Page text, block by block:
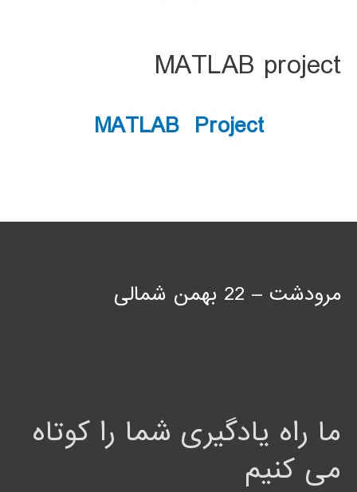
MATLAB project
MATLAB Project
مرودشت – 22 بهمن شمالی
ما راه یادگیری شما را کوتاه
می کنیم